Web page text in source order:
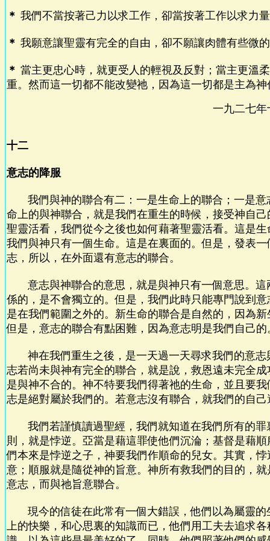
＊ 我們不當按著己力以求工作，卻當按著工作以求力
＊ 我願意讓聖靈有完全的自由，卻不願讓肉體有些微
＊ 當主更忠心時，就更受人的輕視及反對；當主更溫
重。然而這一切都不能改變祂，因為這一切都是主為神
一九二七
十二
意志的降服
我們與神的聯合有二：一是生命上的聯合；一是意
命上的與神聯合，就是我們在重生的時候，接受神自
聖靈活看，我們從今之後也如何藉著聖靈活看。這是
我們與神只有一個生命。這是在裏面的。但是，發表
志，所以，在外面還有意志的聯合。
意志與神聯合的意思，就是與神只有一個意思。這
係的，是不會獨立的。但是，我們此時只能專門說到
是在我們範圍之外的。新生命的聯合是自然的，因為
但是，意志的聯合有點困難，因為意志明是我們自己的
神在我們重生之後，是一天過一天尋求我們的意志
志若尚未與神有完全的聯合，就是說，救恩遠未完全
是與神不合的。神不特要我們得著祂的生命，並且要
志是絕對屬於我們的。若意志沒有聯合，就我們的自
我們若謹慎讀過聖經，我們就知道在我們所有的罪
則，就是悖逆。亞當是藉這罪使他們沉淪；基督是藉
們本來是悖逆之子，神要我們作順命的兒女。其實，
意；順服就是隨從神的旨意。神所有救我們的目的，
意志，而與祂旨意聯合。
現今的信徒在此常有一個大錯誤，他們以為屬靈的
上的快樂，和心思裏的知識而已，他們用工夫去追求